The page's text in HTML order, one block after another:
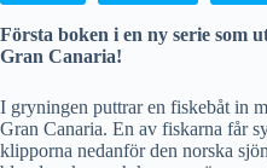
Första boken i en ny serie som
Gran Canaria!
I gryningen puttrar en fiskebåt in
Gran Canaria. En av fiskarna får
klipporna nedanför den norska